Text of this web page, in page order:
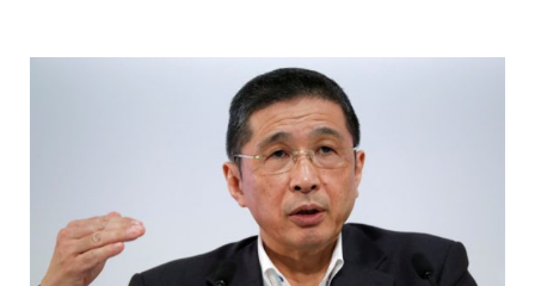
当日の過ごし方
ボヤキ100%